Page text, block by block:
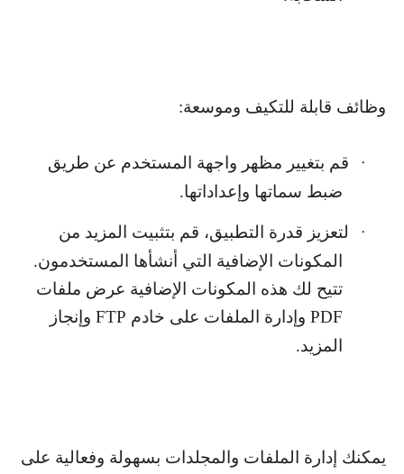
وظائف قابلة للتكيف وموسعة:
·
قم بتغيير مظهر واجهة المستخدم عن طريق
ضبط سماتها وإعداداتها.
·
لتعزيز قدرة التطبيق، قم بتثبيت المزيد من
المكونات الإضافية التي أنشأها المستخدمون.
تتيح لك هذه المكونات الإضافية عرض ملفات
PDF وإدارة الملفات على خادم FTP وإنجاز
المزيد.
يمكنك إدارة الملفات والمجلدات بسهولة وفعالية على